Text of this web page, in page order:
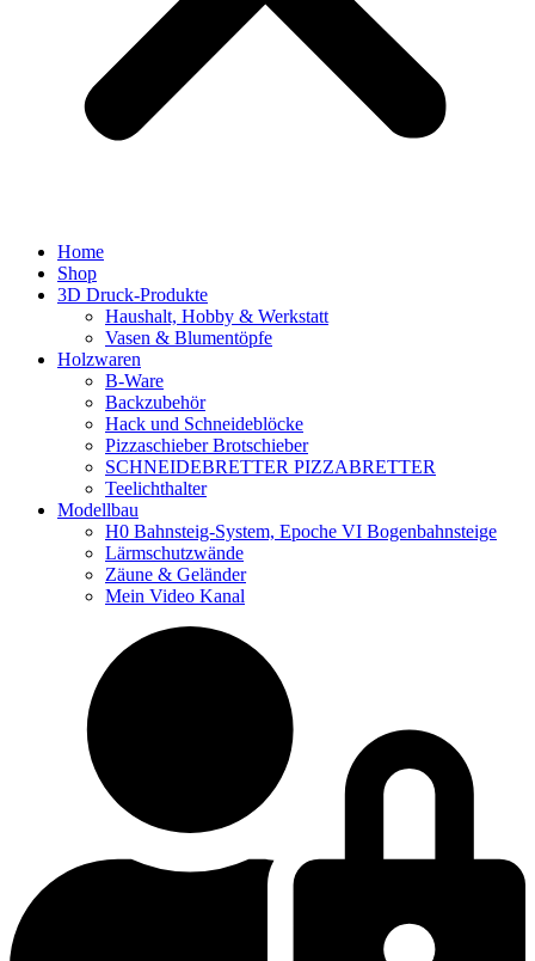
Home
Shop
3D Druck-Produkte
Haushalt, Hobby & Werkstatt
Vasen & Blumentöpfe
Holzwaren
B-Ware
Backzubehör
Hack und Schneideblöcke
Pizzaschieber Brotschieber
SCHNEIDEBRETTER PIZZABRETTER
Teelichthalter
Modellbau
H0 Bahnsteig-System, Epoche VI Bogenbahnsteige
Lärmschutzwände
Zäune & Geländer
Mein Video Kanal